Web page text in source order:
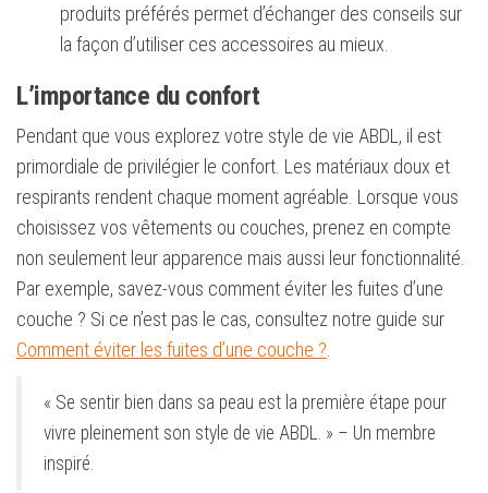
produits préférés permet d’échanger des conseils sur
la façon d’utiliser ces accessoires au mieux.
L’importance du confort
Pendant que vous explorez votre style de vie ABDL, il est
primordiale de privilégier le confort. Les matériaux doux et
respirants rendent chaque moment agréable. Lorsque vous
choisissez vos vêtements ou couches, prenez en compte
non seulement leur apparence mais aussi leur fonctionnalité.
Par exemple, savez-vous comment éviter les fuites d’une
couche ? Si ce n’est pas le cas, consultez notre guide sur
Comment éviter les fuites d’une couche ?
« Se sentir bien dans sa peau est la première étape pour
vivre pleinement son style de vie ABDL. » – Un membre
inspiré.